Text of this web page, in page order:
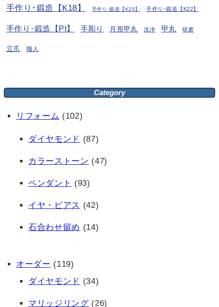
手作り･鍛造【K18】 手作り･鍛造【K20】 手作り･鍛造【K22】
手作り･鍛造【Pt】 手彫り 月形甲丸 洗浄 甲丸 研磨
立爪 職人
Category
リフォーム (102)
ダイヤモンド (87)
カラーストーン (47)
ペンダント (93)
イヤ・ピアス (42)
石合わせ留め (14)
オーダー (119)
ダイヤモンド (34)
マリッジリング(26)